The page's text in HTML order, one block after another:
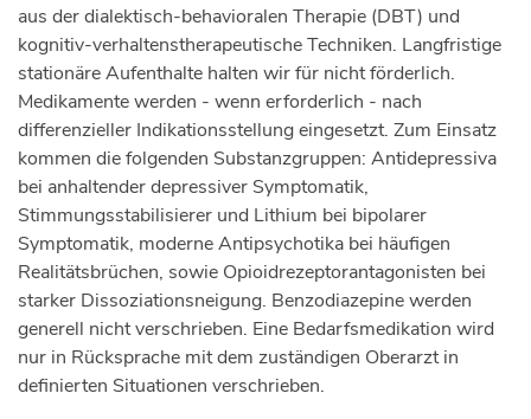
aus der dialektisch-behavioralen Therapie (DBT) und
kognitiv-verhaltenstherapeutische Techniken. Langfristige
stationäre Aufenthalte halten wir für nicht förderlich.
Medikamente werden - wenn erforderlich - nach
differenzieller Indikationsstellung eingesetzt. Zum Einsatz
kommen die folgenden Substanzgruppen: Antidepressiva
bei anhaltender depressiver Symptomatik,
Stimmungsstabilisierer und Lithium bei bipolarer
Symptomatik, moderne Antipsychotika bei häufigen
Realitätsbrüchen, sowie Opioidrezeptorantagonisten bei
starker Dissoziationsneigung. Benzodiazepine werden
generell nicht verschrieben. Eine Bedarfsmedikation wird
nur in Rücksprache mit dem zuständigen Oberarzt in
definierten Situationen verschrieben.